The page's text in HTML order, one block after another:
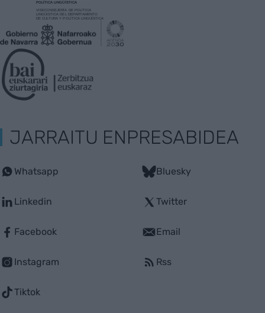
JARRAITU ENPRESABIDEA
Whatsapp
Linkedin
Facebook
Instagram
Tiktok
Bluesky
Twitter
Email
Rss